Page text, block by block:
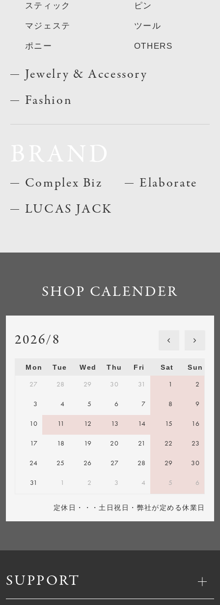
スティック
マジェステ
ポニー
ピン
ツール
OTHERS
Jewelry & Accessory
Fashion
Complex Biz
LUCAS JACK
Elaborate
SUPPORT
SHOP CALENDER
2026/8
Mon Tue Wed Thu Fri Sat Sun
27 28 29 30 31 1 2
3 4 5 6 7 8 9
10 11 12 13 14 15 16
17 18 19 20 21 22 23
24 25 26 27 28 29 30
31 1 2 3 4 5 6
定休日・・・土日祝日・弊社が定める休業日